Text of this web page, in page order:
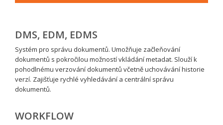
DMS, EDM, EDMS
Systém pro správu dokumentů. Umožňuje začleňování
dokumentů s pokročilou možností vkládání metadat. Slouží k
pohodlnému verzování dokumentů včetně uchovávání historie
verzí. Zajišťuje rychlé vyhledávání a centrální správu
dokumentů.
WORKFLOW